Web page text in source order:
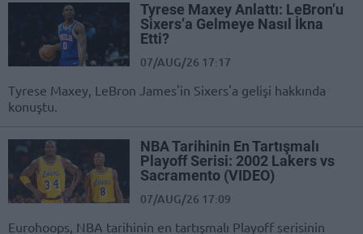
Tyrese Maxey Anlattı: LeBron’u
Sixers’a Gelmeye Nasıl İkna
Etti?
07/AUG/26 17:17
Tyrese Maxey, LeBron James'in Sixers'a gelişi hakkında
konuştu.
NBA Tarihinin En Tartışmalı
Playoff Serisi: 2002 Lakers vs
Sacramento (VIDEO)
07/AUG/26 17:09
Eurohoops, NBA tarihinin en tartışmalı Playoff serisinin